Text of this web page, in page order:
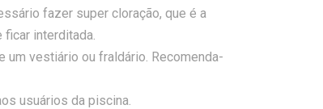
fazer super cloração, que é a
ficar interditada.
um vestiário ou fraldário. Recomenda-
usuários da piscina.